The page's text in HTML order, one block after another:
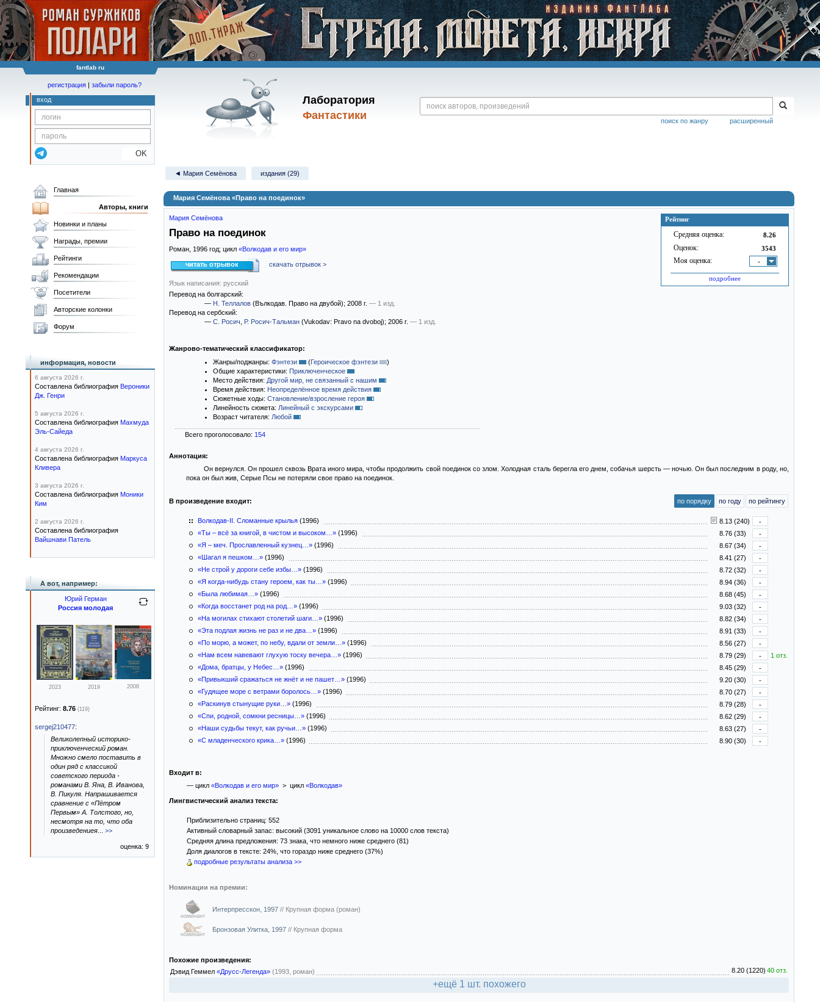
fantlab ru
Лаборатория
Фантастики
расширенный
поиск по жанру
регистрация | забыли пароль?
вход
OK
◄ Мария Семёнова издания (29)
Мария Семёнова «Право на поединок»
Рейтинг
Средняя оценка: 8.26
Оценок: 3543
Моя оценка: -
подробнее
Мария Семёнова
Право на поединок
Роман, 1996 год; цикл «Волкодав и его мир»
читать отрывок скачать отрывок >
Язык написания: русский
Перевод на болгарский:
— Н. Теллалов (Вълкодав. Право на двубой); 2008 г. — 1 изд.
Перевод на сербский:
— С. Росич Р. Росич-Тальман (Vukodav: Pravo na dvoboj); 2006 г. — 1 изд.
Жанрово-тематический классификатор:
Жанры/поджанры: Фэнтези (Героическое фэнтези
)
Общие характеристики: Приключенческое
Место действия: Другой мир, не связанный с нашим
Время действия: Неопределённое время действия
Сюжетные ходы: Становление/взросление героя
Линейность сюжета: Линейный с экскурсами
Возраст читателя: Любой
Всего проголосовало: 154
Аннотация:
Он вернулся. Он прошел сквозь Врата иного мира, чтобы продолжить свой поединок со злом. Холодная сталь берегла его днем, собачья шерсть — ночью. Он был последним в роду, но,
пока он был жив, Серые Псы не потеряли свое право на поединок.
В произведение входит: по порядку по году по рейтингу
Волкодав-II. Сломанные крылья (1996) 8.13 (240)
-
«Ты – всё за книгой, в чистом и высоком…» (1996) 8.76 (33)
-
«Я – меч. Прославленный кузнец…» (1996) 8.67 (34)
-
«Шагал я пешком…» (1996) 8.41 (27)
-
«Не строй у дороги себе избы…» (1996) 8.72 (32)
-
«Я когда-нибудь стану героем, как ты…» (1996) 8.94 (36)
-
«Была любимая…» (1996) 8.68 (45)
-
«Когда восстанет род на род…» (1996) 9.03 (32)
-
«На могилах стихают столетий шаги…» (1996) 8.82 (34)
-
«Эта подлая жизнь не раз и не два…» (1996) 8.91 (33)
-
«По морю, а может, по небу, вдали от земли…» (1996) 8.56 (27)
-
«Нам всем навевают глухую тоску вечера…» (1996) 8.79 (29) -
1 отз.
«Дома, братцы, у Небес…» (1996) 8.45 (29)
-
«Привыкший сражаться не жнёт и не пашет…» (1996) 9.20 (30)
-
«Гудящее море с ветрами боролось…» (1996) 8.70 (27)
-
«Раскинув стынущие руки…» (1996) 8.79 (28)
-
«Спи, родной, сомкни ресницы…» (1996) 8.62 (29)
-
«Наши судьбы текут, как ручьи…» (1996) 8.63 (27)
-
«С младенческого крика…» (1996) 8.90 (30) -
Входит в:
— цикл «Волкодав и его мир»> цикл «Волкодав»
Лингвистический анализ текста:
Приблизительно страниц: 552
Активный словарный запас: высокий (3091 уникальное слово на 10000 слов текста)
Средняя длина предложения: 73 знака, что немного ниже среднего (81)
Доля диалогов в тексте: 24%, что гораздо ниже среднего (37%)
подробные результаты анализа >>
Номинации на премии:
номинант
Интерпресскон, 1997 // Крупная форма (роман)
номинант
Бронзовая Улитка, 1997 // Крупная форма
Похожие произведения:
Дэвид Геммел «Друсс-Легенда» (1993, роман) 8.20 (1220) 40 отз.
+ещё 1 шт. похожего
Главная
Авторы, книги
Новинки и планы
Награды, премии
Рейтинги
Рекомендации
Посетители
Авторские колонки
Форум
информация, новости
6 августа 2026 г.
Составлена библиография Вероники
Дж. Генри
5 августа 2026 г.
Составлена библиография Махмуда
Эль-Сайеда
4 августа 2026 г.
Составлена библиография Маркуса
Кливера
3 августа 2026 г.
Составлена библиография Моники
Ким
2 августа 2026 г.
Составлена библиография
Вайшнави Патель
А вот, например:
Юрий Герман
Россия молодая
2023 2019 2008
Рейтинг: 8.76 (119)
sergej210477:
Великолепный историко-
приключенческий роман.
Множно смело поставить в
один ряд с классикой
советского периода -
романами В. Яна, В. Иванова,
В. Пикуля. Напрашивается
сравнение с «Пётром
Первым» А. Толстого, но,
несмотря на то, что оба
произведениея
>>
оценка: 9